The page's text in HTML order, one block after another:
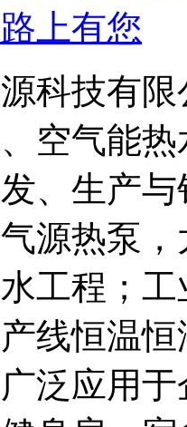
上有您
科技有
空气能
、生产
源热泵
工程；
线恒温
泛应用